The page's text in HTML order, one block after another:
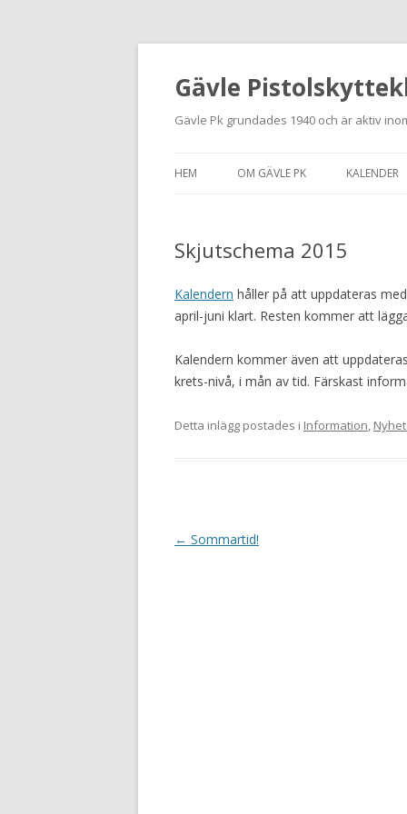
Gävle
Gävle Pk grundades 1940 och är aktiv
HEM OM GÄVLE PK
NYBÖRJARE
MEDLEMSANSÖKAN
KONTAKT
STADGAR
KALENDER
Skjutschema 2015
Kalendern håller på att uppdateras
april-juni klart. Resten kommer att
Kalendern kommer även att
krets-nivå, i mån av tid. Färskast
Detta inlägg postades i Information,
I← Sommartid!